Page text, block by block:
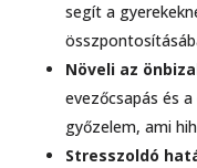
segít a
Növeli az
evezőcsapás és
győzelem, ami
Stresszoldó